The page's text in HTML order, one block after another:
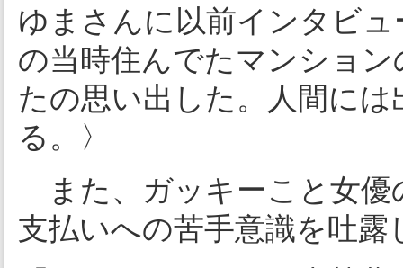
ゆまさんに以前インタビ
の当時住んでたマンション
たの思い出した。人間に
る。〉
また、ガッキーこと女優
支払いへの苦手意識を吐